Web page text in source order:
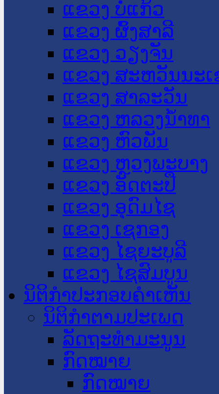
ແຂວງ ບໍ່ແກ້ວ
ແຂວງ ຜົ້ງສາລີ
ແຂວງ ວຽງຈັນ
ແຂວງ ສະຫວັນນະ
ແຂວງ ສາລະວັນ
ແຂວງ ຫລວງນໍ້າທາ
ແຂວງ ຫົວພັນ
ແຂວງ ຫຼວງພະບາງ
ແຂວງ ອັດຕະປື
ແຂວງ ອຸດົມໄຊ
ແຂວງ ເຊກອງ
ແຂວງ ໄຊຍະບູລີ
ແຂວງ ໄຊສົມບູນ
ນິຕິກໍາປະກອບຄໍາເຫັນ
ນິຕິກໍາຕາມປະເພດ
ລັດຖະທໍາມະນູນ
ກົດໝາຍ
ກົດໝາຍ